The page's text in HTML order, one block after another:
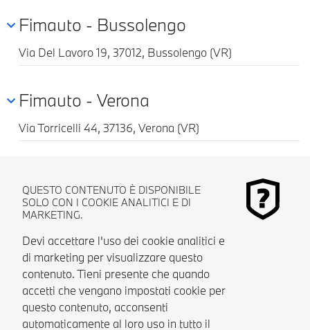
Fimauto - Bussolengo
Via Del Lavoro 19, 37012, Bussolengo (VR)
Fimauto - Verona
Via Torricelli 44, 37136, Verona (VR)
QUESTO CONTENUTO È DISPONIBILE
SOLO CON I COOKIE ANALITICI E DI
MARKETING.
Devi accettare l'uso dei cookie analitici e
di marketing per visualizzare questo
contenuto. Tieni presente che quando
accetti che vengano impostati cookie per
questo contenuto, acconsenti
automaticamente al loro uso in tutto il